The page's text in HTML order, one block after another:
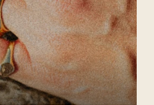
di Mata gioielli, realizzati in